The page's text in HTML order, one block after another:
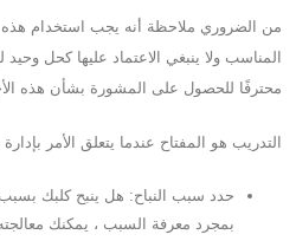
من الضروري ملاحظة أنه يجب استخدام هذه
المناسب ولا ينبغي الاعتماد عليها كحل
محترفًا للحصول على المشورة بشأن هذه
التدريب هو المفتاح عندما يتعلق الأمر
حدد سبب النباح: هل ينبح كلبك بسبب
بمجرد معرفة السبب ، يمكنك